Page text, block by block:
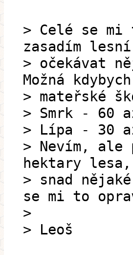
> Celé se mi
zasadím
> očekávat
Možná
> mateřské
> Smrk - 60
> Lípa - 30
> Nevím,
hektary
> snad
se mi to
>
> Leoš